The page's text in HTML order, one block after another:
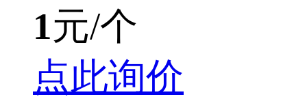
1元/个
点此询价